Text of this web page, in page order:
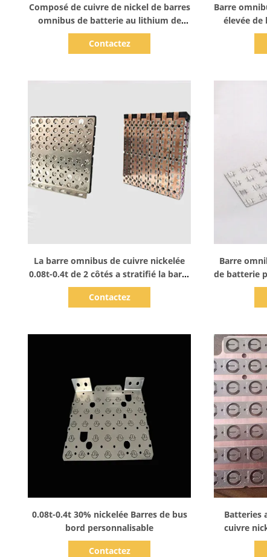
Composé de cuivre de nickel de barres
omnibus de batterie au lithium de
stockage de l'énergie
Contactez
Barre
élevée de
La barre omnibus de cuivre nickelée
0.08t-0.4t de 2 côtés a stratifié la barre
omnibus
Contactez
Barre
de batterie
0.08t-0.4t 30% nickelée Barres de bus
bord personnalisable
Contactez
Batteries
cuivre